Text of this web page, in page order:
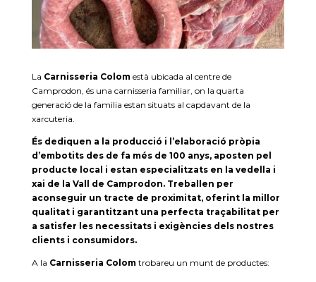
La Carnisseria Colomestà ubicada al centre de
Camprodon, és una carnisseria familiar, on la quarta
generació de la familia estan situats al capdavant de la
xarcuteria.
És dediquen a la producció i l’elaboració pròpia
d’embotits des de fa més de 100 anys, aposten pel
producte local i estan especialitzats en la vedella i
xai de la Vall de Camprodon. Treballen per
aconseguir un tracte de proximitat, oferint la millor
qualitat i garantitzant una perfecta traçabilitat per
a satisfer les necessitats i exigències dels nostres
clients i consumidors.
A la Carnisseria Colomtrobareu un munt de productes: